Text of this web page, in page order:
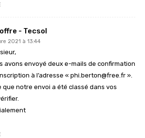
- Tecsol
2021 à 13:44
avons envoyé deux e-mails de confirmation
à l’adresse « phi.berton@free.fr ».
notre envoi a été classé dans vos